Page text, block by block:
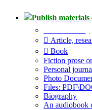
Publish materials
Article,
Book
Fiction prose
Personal
Photo
Files:
Biography
An audiobook